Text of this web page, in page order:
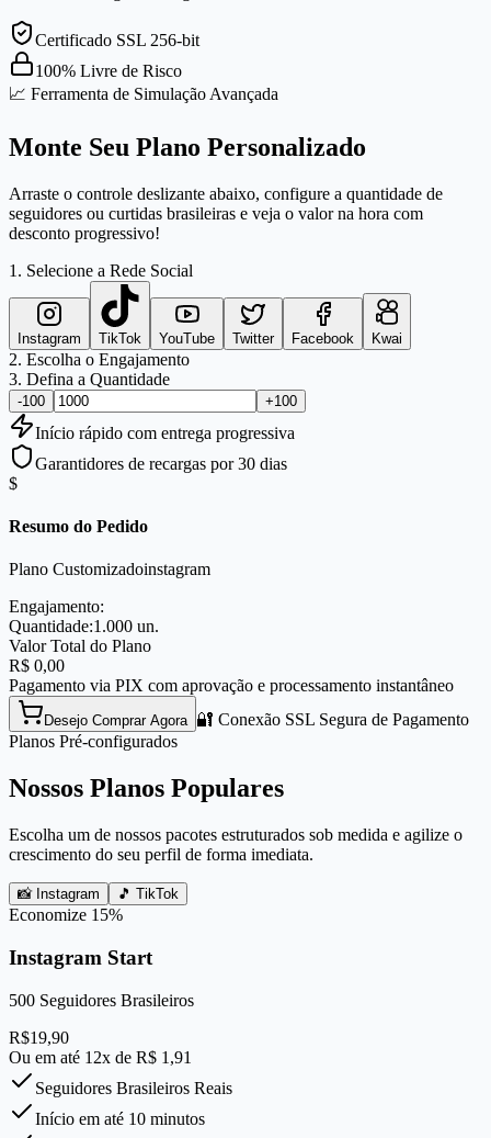
Certificado SSL 256-bit
100% Livre de Risco
📈 Ferramenta de Simulação Avançada
Monte Seu Plano Personalizado
Arraste o controle deslizante abaixo, configure a quantidade de
seguidores ou curtidas brasileiras e veja o valor na hora com
desconto progressivo!
1. Selecione a Rede Social
Instagram TikTok YouTube Twitter Facebook Kwai
2. Escolha o Engajamento
3. Defina a Quantidade
-100 +100
Início rápido com entrega progressiva
Garantidores de recargas por 30 dias
$
Resumo do Pedido
Plano Customizadoinstagram
Engajamento:
Quantidade:1.000 un.
Valor Total do Plano
R$ 0,00
Pagamento via PIX com aprovação e processamento instantâneo
Desejo Comprar Agora 🔐 Conexão SSL Segura de Pagamento
Planos Pré-configurados
Nossos Planos Populares
Escolha um de nossos pacotes estruturados sob medida e agilize o
crescimento do seu perfil de forma imediata.
📸 Instagram 🎵 TikTok
Economize 15%
Instagram Start
500 Seguidores Brasileiros
R$19,90
Ou em até 12x de R$ 1,91
Seguidores Brasileiros Reais
Início em até 10 minutos